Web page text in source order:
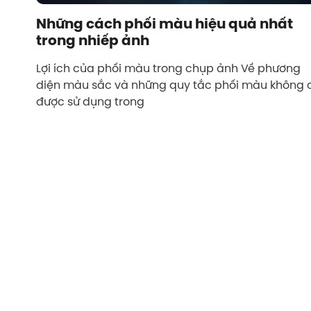
Những cách phối màu hiệu quả nhất
trong nhiếp ảnh
Lợi ích của phối màu trong chụp ảnh Về phương
diện màu sắc và những quy tắc phối màu không
được sử dụng trong